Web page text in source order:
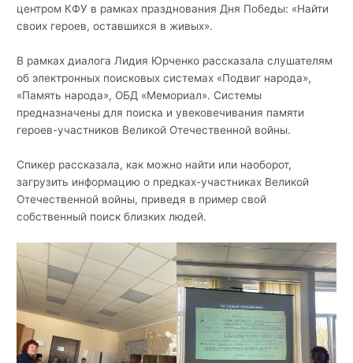
центром КФУ в рамках празднования Дня Победы: «Найти
своих героев, оставшихся в живых».
В рамках диалога Лидия Юрченко рассказала слушателям
об электронных поисковых системах «Подвиг народа»,
«Память народа», ОБД «Мемориал». Системы
предназначены для поиска и увековечивания памяти
героев-участников Великой Отечественной войны.
Спикер рассказала, как можно найти или наоборот,
загрузить информацию о предках-участниках Великой
Отечественной войны, приведя в пример свой
собственный поиск близких людей.